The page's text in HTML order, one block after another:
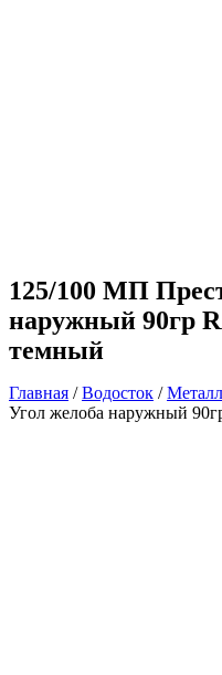
125/100 МП
наружный 90гр
темный
Главная /Водосток /
Угол желоба наружный